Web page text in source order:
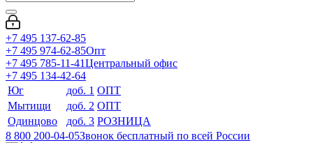
+7 495 137-62-85
+7 495 974-62-85Опт
+7 495 785-11-41Центральный офис
+7 495 134-42-64
Юг
доб. 1 ОПТ
Мытищи
доб. 2 ОПТ
Одинцово
доб. 3 РОЗНИЦА
8 800 200-04-05Звонок бесплатный по всей России